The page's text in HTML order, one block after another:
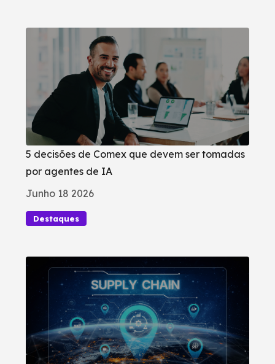
5 decisões de Comex que devem ser tomadas
por agentes de IA
Junho 18 2026
Destaques